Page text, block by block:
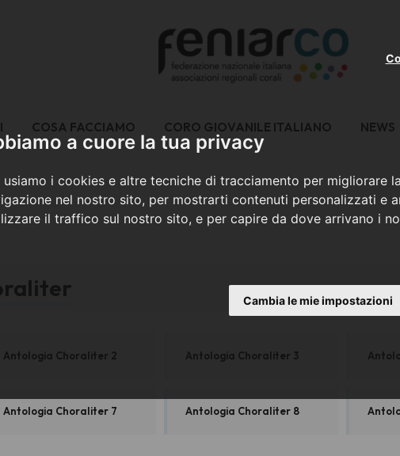
a cuore la tua privacy
usiamo i cookies e altre tecniche di tracciamento per migliorare
nel nostro sito, per mostrarti contenuti personalizzati e
il traffico sul nostro sito, e per capire da dove arrivano i
Cambia le mie impostazioni
COSA FACCIAMO CORO GIOVANILE ITALIANO NEWS
Antologia Choraliter 2 Antologia Choraliter 3
Antologia Choraliter 7 Antologia Choraliter 8